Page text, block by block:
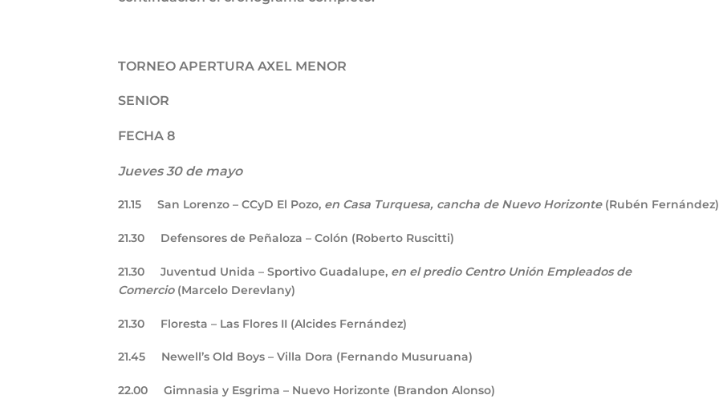
TORNEO APERTURA AXEL MENOR
SENIOR
FECHA 8
Jueves 30 de mayo
21.15 San Lorenzo – CCyD El Pozo, en Casa Turquesa, cancha de Nuevo Horizonte (Rubén Fernández)
21.30 Defensores de Peñaloza – Colón (Roberto Ruscitti)
21.30 Juventud Unida – Sportivo Guadalupe, en el predio Centro Unión Empleados de
Comercio (Marcelo Derevlany)
21.30 Floresta – Las Flores II (Alcides Fernández)
21.45 Newell’s Old Boys – Villa Dora (Fernando Musuruana)
22.00 Gimnasia y Esgrima – Nuevo Horizonte (Brandon Alonso)